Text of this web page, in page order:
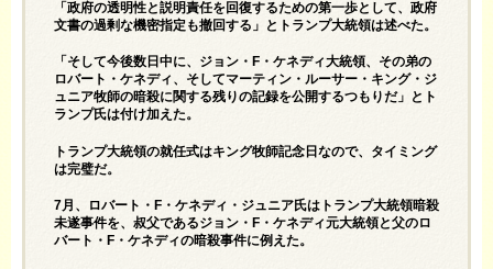
「政府の透明性と説明責任を回復するための第一歩として、政府
文書の過剰な機密指定も撤回する」とトランプ大統領は述べた。
「そして今後数日中に、ジョン・F・ケネディ大統領、その弟の
ロバート・ケネディ、そしてマーティン・ルーサー・キング・ジ
ュニア牧師の暗殺に関する残りの記録を公開するつもりだ」とト
ランプ氏は付け加えた。
トランプ大統領の就任式はキング牧師記念日なので、タイミング
は完璧だ。
7月、ロバート・F・ケネディ・ジュニア氏はトランプ大統領暗殺
未遂事件を、叔父であるジョン・F・ケネディ元大統領と父のロ
バート・F・ケネディの暗殺事件に例えた。